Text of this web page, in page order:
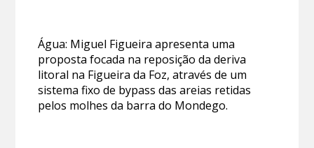
Água: Miguel Figueira apresenta uma
proposta focada na reposição da deriva
litoral na Figueira da Foz, através de um
sistema fixo de bypass das areias retidas
pelos molhes da barra do Mondego.